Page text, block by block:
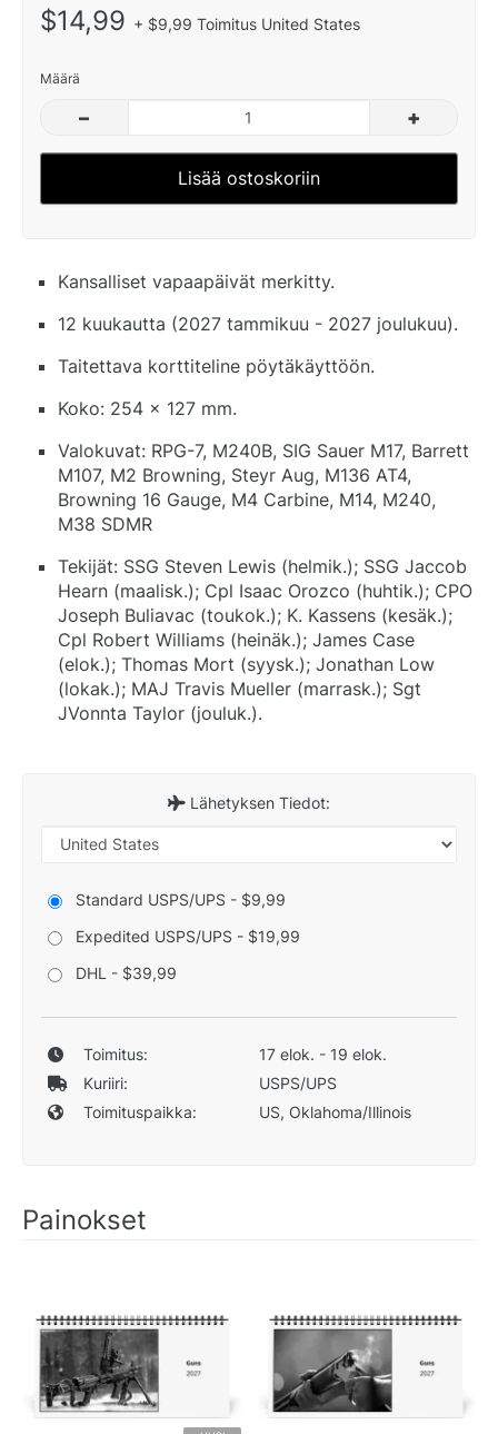
$14,99 + $9,99 Toimitus United States
Määrä
– +
Lisää ostoskoriin
Kansalliset vapaapäivät merkitty.
12 kuukautta (2027 tammikuu - 2027 joulukuu).
Taitettava korttiteline pöytäkäyttöön.
Koko: 254 x 127 mm.
Valokuvat: RPG-7, M240B, SIG Sauer M17, Barrett
M107, M2 Browning, Steyr Aug, M136 AT4,
Browning 16 Gauge, M4 Carbine, M14, M240,
M38 SDMR
Tekijät: SSG Steven Lewis (helmik.); SSG Jaccob
Hearn (maalisk.); Cpl Isaac Orozco (huhtik.); CPO
Joseph Buliavac (toukok.); K. Kassens (kesäk.);
Cpl Robert Williams (heinäk.); James Case
(elok.); Thomas Mort (syysk.); Jonathan Low
(lokak.); MAJ Travis Mueller (marrask.); Sgt
JVonnta Taylor (jouluk.).
Lähetyksen Tiedot:
Standard USPS/UPS - $9,99
Expedited USPS/UPS - $19,99
DHL - $39,99
Toimitus:
17 elok. - 19 elok.
Kuriiri:
USPS/UPS
Toimituspaikka:
US, Oklahoma/Illinois
Painokset